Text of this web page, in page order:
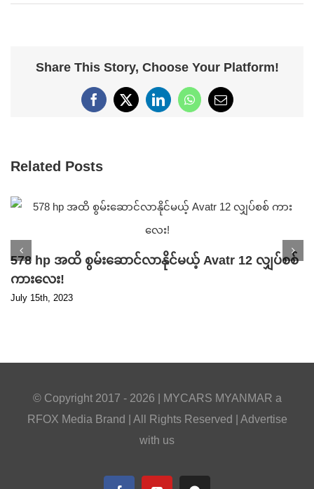
Share This Story, Choose Your Platform!
Facebook
X LinkedInWhatsApp
Email
Related Posts
578 hp အထိ စွမ်းဆောင်လာနိုင်မယ့် Avatr 12 လျှပ်စစ်
ကားလေး!
July 15th, 2023
© Copyright 2017 - 2026 | MYCARS MYANMAR a
RFOX Media Brand | All Rights Reserved | Advertise
with us